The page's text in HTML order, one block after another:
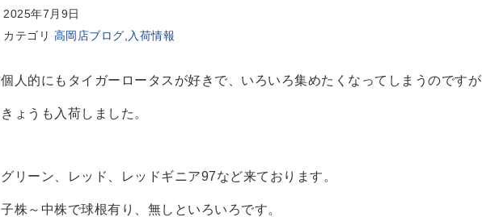
2025年7月9日
カテゴリ 高岡店ブログ 入荷情報
個人的にもタイガーロータスが好きで、いろいろ集めたくなってしまうのですが
きょうも入荷しました。
グリーン、レッド、レッドギニア97など来ております。
子株～中株で球根有り、無しといろいろです。